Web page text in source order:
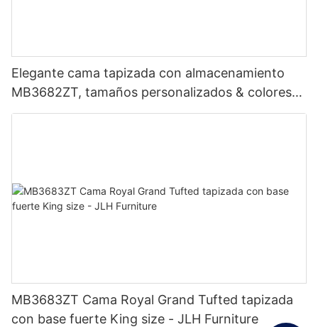
Elegante cama tapizada con almacenamiento
MB3682ZT, tamaños personalizados & colores
Precio de fábrica - Muebles JLH
MB3683ZT Cama Royal Grand Tufted tapizada
con base fuerte King size - JLH Furniture